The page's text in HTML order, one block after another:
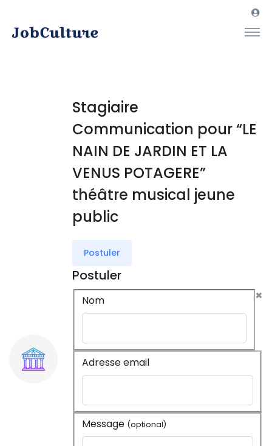
Stagiaire
Communication pour “LE
NAIN DE JARDIN ET LA
VENUS POTAGERE”
théâtre musical jeune
public
Postuler
Postuler
×
Nom
Adresse email
Message (optional)